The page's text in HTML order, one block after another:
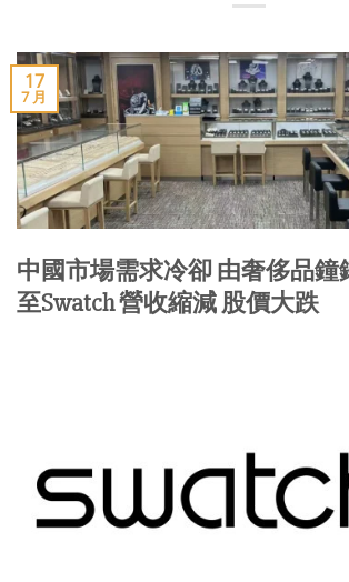
17
7 月
中國市場需求冷卻 由奢侈品鐘
至Swatch 營收縮減 股價大跌